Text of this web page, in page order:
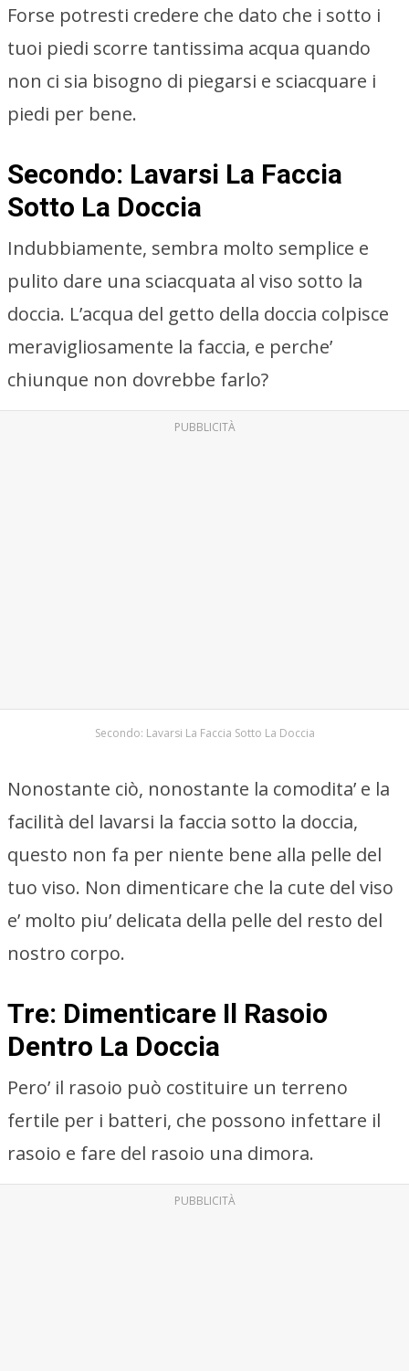
Forse potresti credere che dato che i sotto i
tuoi piedi scorre tantissima acqua quando
non ci sia bisogno di piegarsi e sciacquare i
piedi per bene.
Secondo: Lavarsi La Faccia
Sotto La Doccia
Indubbiamente, sembra molto semplice e
pulito dare una sciacquata al viso sotto la
doccia. L’acqua del getto della doccia colpisce
meravigliosamente la faccia, e perche’
chiunque non dovrebbe farlo?
PUBBLICITÀ
Secondo: Lavarsi La Faccia Sotto La Doccia
Nonostante ciò, nonostante la comodita’ e la
facilità del lavarsi la faccia sotto la doccia,
questo non fa per niente bene alla pelle del
tuo viso. Non dimenticare che la cute del viso
e’ molto piu’ delicata della pelle del resto del
nostro corpo.
Tre: Dimenticare Il Rasoio
Dentro La Doccia
Pero’ il rasoio può costituire un terreno
fertile per i batteri, che possono infettare il
rasoio e fare del rasoio una dimora.
PUBBLICITÀ